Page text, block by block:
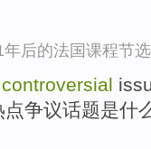
后的法国课程节选
controversial
点争议话题是什